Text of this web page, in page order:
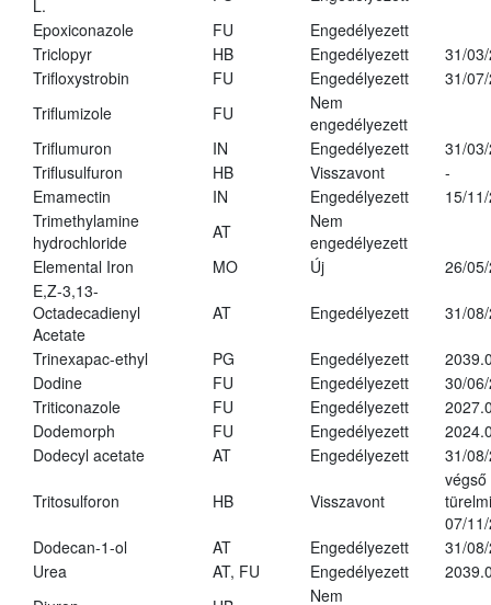
L.
Epoxiconazole
FU
Engedélyezett
Triclopyr
HB Engedélyezett
31/
Trifloxystrobin
FU Engedélyezett
31/
Triflumizole
FU
Nem
engedélyezett
Triflumuron
IN Engedélyezett
31/
Triflusulfuron
HB Visszavont
-
Emamectin
IN Engedélyezett
15/
Trimethylamine
hydrochloride
AT
Nem
engedélyezett
Elemental Iron
MO Új
26/
E,Z-3,13-
Octadecadienyl
Acetate
AT Engedélyezett 31/
Trinexapac-ethyl PG Engedélyezett
Dodine
FU Engedélyezett
30/
Triticonazole
FU Engedélyezett
Dodemorph
FU Engedélyezett
Dodecyl acetate
AT Engedélyezett 31/
Tritosulforon HB Visszavont
végső
07/
Dodecan-1-ol
AT Engedélyezett
31/
Urea
AT, FU Engedélyezett
Nem